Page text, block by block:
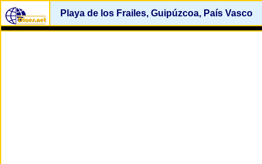
Playa de los Frailes, Guipúzcoa, País Vasco